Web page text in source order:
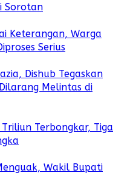
Sorotan
Keterangan, Warga
Serius
Dishub Tegaskan
Melintas di
Terbongkar, Tiga
Wakil Bupati